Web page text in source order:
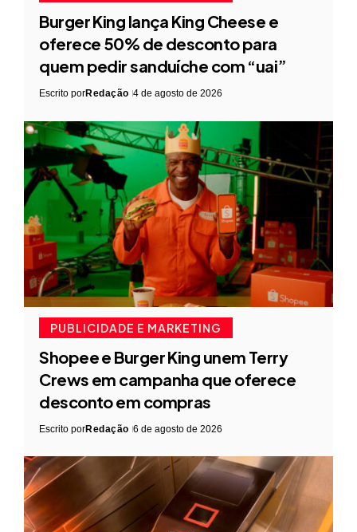
Burger King lança King Cheese e
oferece 50% de desconto para
quem pedir sanduíche com “uai”
Escrito porRedação 4 de agosto de 2026
PUBLICIDADE E MARKETING
Shopee e Burger King unem Terry
Crews em campanha que oferece
desconto em compras
Escrito porRedação 6 de agosto de 2026